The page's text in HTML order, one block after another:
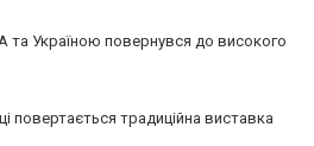
та Україною повернувся до високого
повертається традиційна виставка